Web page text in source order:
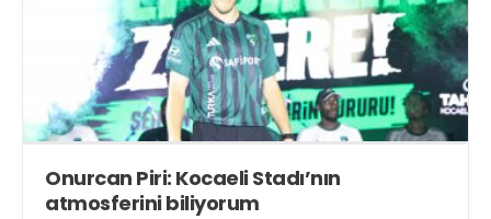
Onurcan Piri: Kocaeli Stadı’nın
atmosferini biliyorum